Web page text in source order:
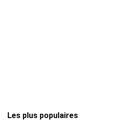
Les plus populaires